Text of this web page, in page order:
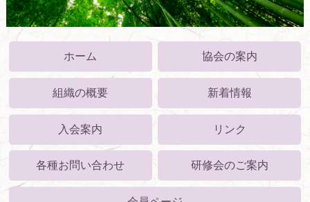
ホーム 協会の案内
組織の概要 新着情報
入会案内 リンク
各種お問い合わせ 研修会のご案内